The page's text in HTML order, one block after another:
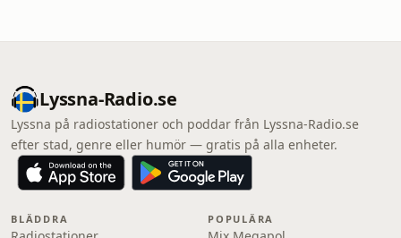
Lyssna-Radio.se
Lyssna på radiostationer och poddar från Lyssna-Radio.se
efter stad, genre eller humör — gratis på alla enheter.
BLÄDDRA POPULÄRA